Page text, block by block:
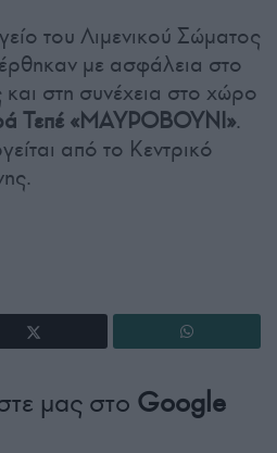
του Λιμενικού Σώματος
με ασφάλεια στο
και στη συνέχεια στο χώρο
Τεπέ «ΜΑΥΡΟΒΟΥΝΙ».
από το Κεντρικό
μας στο Google